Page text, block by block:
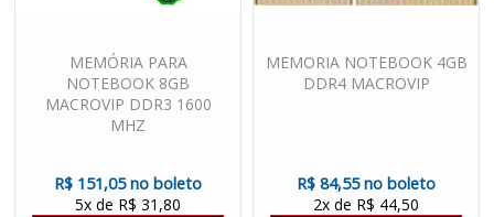
MEMÓRIA PARA
NOTEBOOK 8GB
MACROVIP DDR3 1600
MHZ
R$ 151,05 no boleto
5x de R$ 31,80
MEMORIA NOTEBOOK 4GB
DDR4 MACROVIP
R$ 84,55 no boleto
2x de R$ 44,50